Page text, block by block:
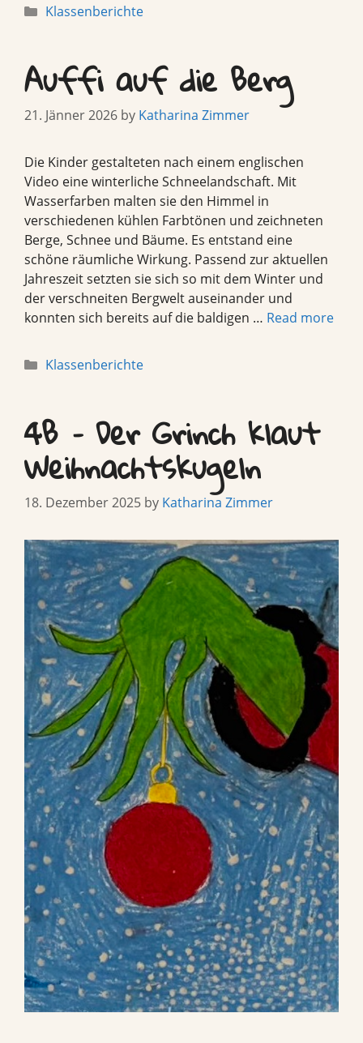
Categories
Klassenberichte
Auffi auf die Berg
21. Jänner 2026 by Katharina Zimmer
Die Kinder gestalteten nach einem englischen
Video eine winterliche Schneelandschaft. Mit
Wasserfarben malten sie den Himmel in
verschiedenen kühlen Farbtönen und zeichneten
Berge, Schnee und Bäume. Es entstand eine
schöne räumliche Wirkung. Passend zur aktuellen
Jahreszeit setzten sie sich so mit dem Winter und
der verschneiten Bergwelt auseinander und
konnten sich bereits auf die baldigen … Read more
Categories
Klassenberichte
4B – Der Grinch klaut
Weihnachtskugeln
18. Dezember 2025 by Katharina Zimmer